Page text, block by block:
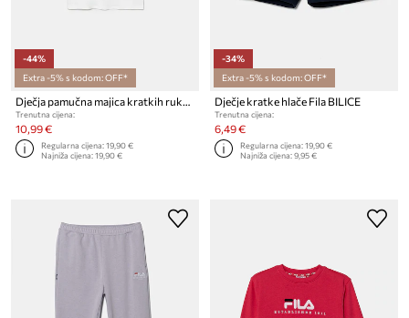
-44%
Extra -5% s kodom: OFF*
Dječja pamučna majica kratkih rukava Fila ILLERRIEDEN
Trenutna cijena:
10,99 €
Regularna cijena:19,90 €
Najniža cijena:19,90 €
-34%
Extra -5% s kodom: OFF*
Dječje kratke hlače Fila BILICE
Trenutna cijena:
6,49 €
Regularna cijena:19,90 €
Najniža cijena:9,95 €